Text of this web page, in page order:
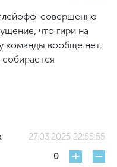
совершенно
что гири на
команды вообще нет.
27.03.2025 22:55:55
0
+ -